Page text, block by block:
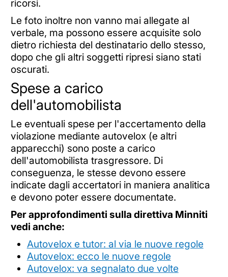
ricorsi.
Le foto inoltre non vanno mai allegate al
verbale, ma possono essere acquisite solo
dietro richiesta del destinatario dello stesso,
dopo che gli altri soggetti ripresi siano stati
oscurati.
Spese a carico
dell'automobilista
Le eventuali spese per l'accertamento della
violazione mediante autovelox (e altri
apparecchi) sono poste a carico
dell'automobilista trasgressore. Di
conseguenza, le stesse devono essere
indicate dagli accertatori in maniera analitica
e devono poter essere documentate.
Per approfondimenti sulla direttiva Minniti
vedi anche:
Autovelox e tutor: al via le nuove regole
Autovelox: ecco le nuove regole
Autovelox: va segnalato due volte